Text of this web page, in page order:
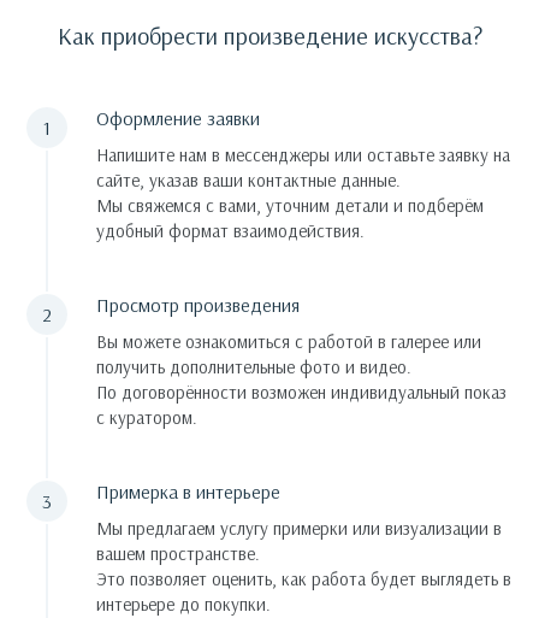
Как приобрести произведение искусства?
Оформление заявки
Напишите нам в мессенджеры или оставьте заявку на
сайте, указав ваши контактные данные.
Мы свяжемся с вами, уточним детали и подберём
удобный формат взаимодействия.
Просмотр произведения
Вы можете ознакомиться с работой в галерее или
получить дополнительные фото и видео.
По договорённости возможен индивидуальный показ
с куратором.
Примерка в интерьере
Мы предлагаем услугу примерки или визуализации в
вашем пространстве.
Это позволяет оценить, как работа будет выглядеть в
интерьере до покупки.